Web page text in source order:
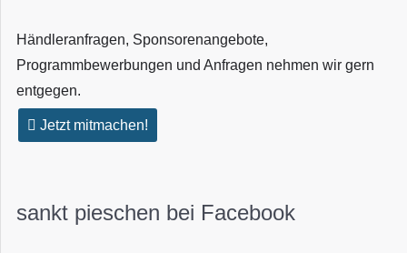
Händleranfragen, Sponsorenangebote,
Programmbewerbungen und Anfragen nehmen wir gern
entgegen.
Jetzt mitmachen!
sankt pieschen bei Facebook